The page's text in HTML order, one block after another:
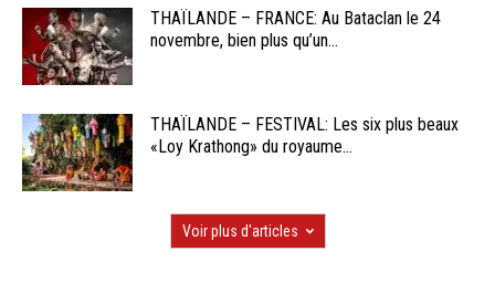
THAÏLANDE – FRANCE: Au Bataclan le 24
novembre, bien plus qu’un...
THAÏLANDE – FESTIVAL: Les six plus beaux
«Loy Krathong» du royaume...
Voir plus d'articles